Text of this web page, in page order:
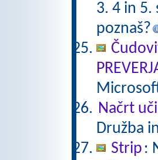
3. 4 in 5.
poznaš?
Načrt
Družba
Strip :